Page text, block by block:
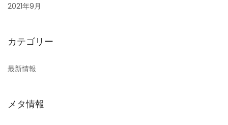
2021年9月
カテゴリー
最新情報
メタ情報